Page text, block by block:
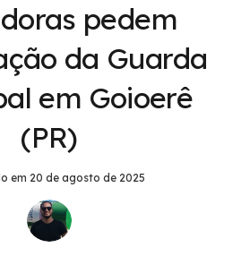
pedem
da Guarda
em Goioerê
(PR)
em 20 de agosto de 2025